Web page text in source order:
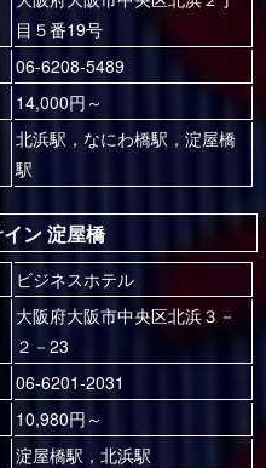
目５番19号
06-6208-5489
14,000円～
北浜駅，なにわ橋駅，淀屋橋
駅
ン 淀屋橋
ビジネスホテル
大阪府大阪市中央区北浜３－
２－23
06-6201-2031
10,980円～
淀屋橋駅，北浜駅